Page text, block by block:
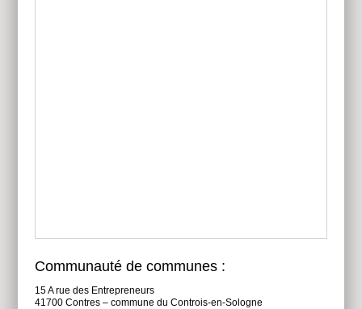
Communauté de communes :
15 A rue des Entrepreneurs
41700 Contres – commune du Controis-en-Sologne